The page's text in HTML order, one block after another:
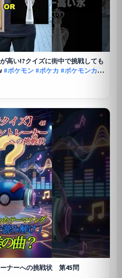
高い!?クイズに街中で挑戦しても
#ポケモン #ポケカ #ポケモンカー
#ストームエメラルダ
ーナーへの挑戦状 第45問